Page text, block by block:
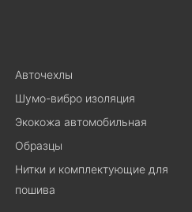
Авточехлы
Шумо-вибро изоляция
Экокожа автомобильная
Образцы
Нитки и комплектующие для
пошива